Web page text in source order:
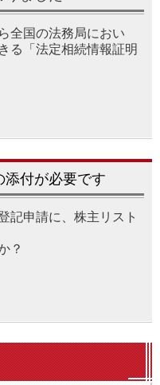
全国の法務局におい
る「法定相続情報証明
添付が必要です
記申請に、株主リスト
？